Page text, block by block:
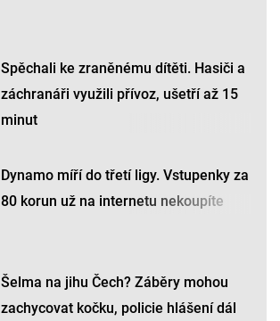
Spěchali ke zraněnému dítěti. Hasiči a
záchranáři využili přívoz, ušetří až 15
minut
Dynamo míří do třetí ligy. Vstupenky za
80 korun už na internetu nekoupíte
Šelma na jihu Čech? Záběry mohou
zachycovat kočku, policie hlášení dál